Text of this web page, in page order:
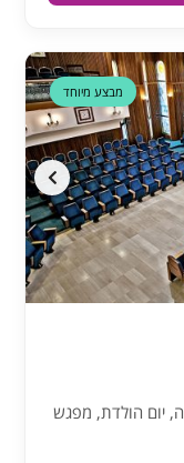
מבצע מיוחד
יום הולדת, מפגש